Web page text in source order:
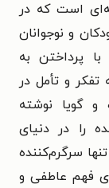
است که در
و نوجوانان
پرداختن به
تفکر و تأمل در
و گویا نوشته
را در دنیای
سرگرم‌کننده
فهم عاطفی و